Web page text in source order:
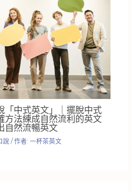
「中式英文」｜擺脫中式
方法練成自然流利的英文
自然流暢英文
說 / 作者:一杯茶英文